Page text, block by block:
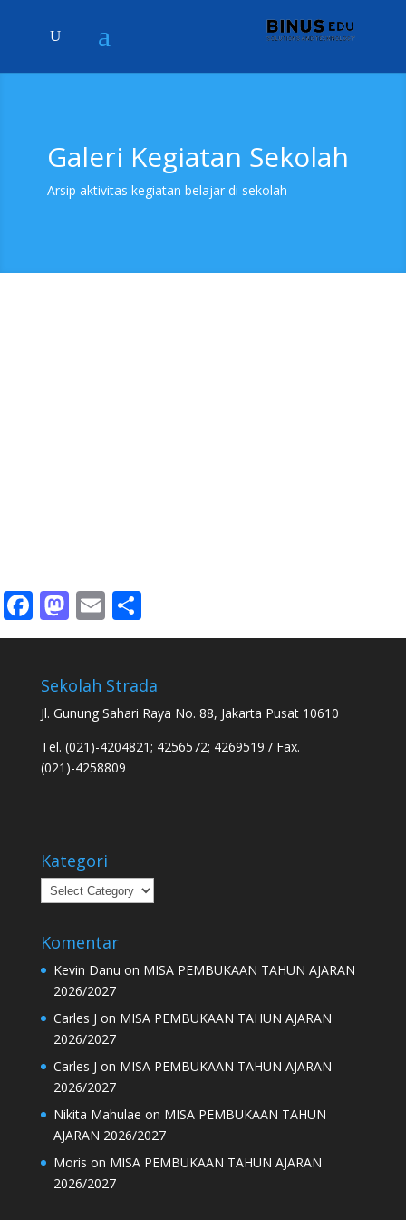
Galeri Kegiatan Sekolah
Arsip aktivitas kegiatan belajar di sekolah
Facebook
Mastodon
Email
Sekolah Strada
Jl. Gunung Sahari Raya No. 88, Jakarta Pusat 10610
Tel. (021)-4204821; 4256572; 4269519 / Fax.
(021)-4258809
Kategori
Kategori
Komentar
Kevin Danu on MISA PEMBUKAAN TAHUN AJARAN
2026/2027
Carles J on MISA PEMBUKAAN TAHUN AJARAN
2026/2027
Carles J on MISA PEMBUKAAN TAHUN AJARAN
2026/2027
Nikita Mahulae on MISA PEMBUKAAN TAHUN
AJARAN 2026/2027
Moris on MISA PEMBUKAAN TAHUN AJARAN
2026/2027